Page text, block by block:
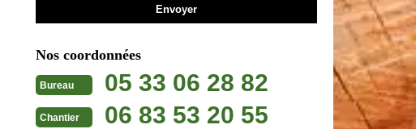
Nos coordonnées
Bureau 05 33 06 28 82
Chantier 06 83 53 20 55